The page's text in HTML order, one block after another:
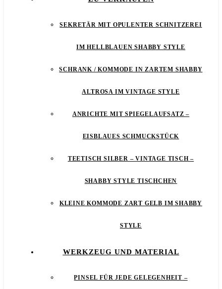
SEKRETÄR MIT OPULENTER SCHNITZEREI
IM HELLBLAUEN SHABBY STYLE
SCHRANK / KOMMODE IN ZARTEM SHABBY
ALTROSA IM VINTAGE STYLE
ANRICHTE MIT SPIEGELAUFSATZ –
EISBLAUES SCHMUCKSTÜCK
TEETISCH SILBER – VINTAGE TISCH –
SHABBY STYLE TISCHCHEN
KLEINE KOMMODE ZART GELB IM SHABBY
STYLE
WERKZEUG UND MATERIAL
PINSEL FÜR JEDE GELEGENHEIT –